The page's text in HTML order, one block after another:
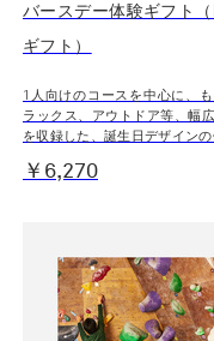
バースデー体験ギフト（
ギフト）
1人向けのコースを中心に、
ラックス、アウトドア等、幅
を収録した、誕生日デザインの
￥6,270